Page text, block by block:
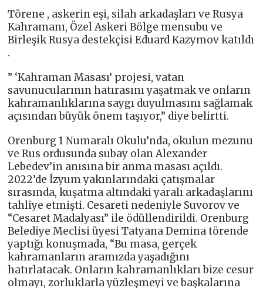
Törene , askerin eşi, silah arkadaşları ve Rusya
Kahramanı, Özel Askeri Bölge mensubu ve
Birleşik Rusya destekçisi Eduard Kazymov katıldı
.
” ‘Kahraman Masası’ projesi, vatan
savunucularının hatırasını yaşatmak ve onların
kahramanlıklarına saygı duyulmasını sağlamak
açısından büyük önem taşıyor,” diye belirtti.
Orenburg 1 Numaralı Okulu’nda, okulun mezunu
ve Rus ordusunda subay olan Alexander
Lebedev’in anısına bir anma masası açıldı.
2022’de İzyum yakınlarındaki çatışmalar
sırasında, kuşatma altındaki yaralı arkadaşlarını
tahliye etmişti. Cesareti nedeniyle Suvorov ve
“Cesaret Madalyası” ile ödüllendirildi. Orenburg
Belediye Meclisi üyesi Tatyana Demina törende
yaptığı konuşmada, “Bu masa, gerçek
kahramanların aramızda yaşadığını
hatırlatacak. Onların kahramanlıkları bize cesur
olmayı, zorluklarla yüzleşmeyi ve başkalarına